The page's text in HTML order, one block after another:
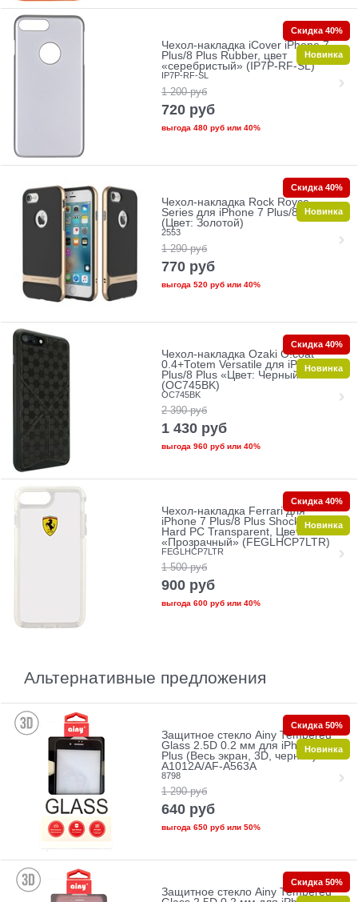
Чехол-накладка iCover iPhone 7
Plus/8 Plus Rubber, цвет
«серебристый» (IP7P-RF-SL)
IP7P-RF-SL
1 200 руб
720 руб
выгода 480 рубили 40%
Скидка 40%
Новинка
Чехол-накладка Rock Royce
Series для iPhone 7 Plus/8 Plus
(Цвет: Золотой)
2553
1 290 руб
770 руб
выгода 520 рубили 40%
Скидка 40%
Новинка
Чехол-накладка Ozaki O!coat
0.4+Totem Versatile для iPhone 7
Plus/8 Plus «Цвет: Черный»
(OC745BK)
OC745BK
2 390 руб
1 430 руб
выгода 960 рубили 40%
Скидка 40%
Новинка
Чехол-накладка Ferrari для
iPhone 7 Plus/8 Plus Shockproof
Hard PC Transparent, Цвет
«Прозрачный» (FEGLHCP7LTR)
FEGLHCP7LTR
1 500 руб
900 руб
выгода 600 рубили 40%
Скидка 40%
Новинка
Альтернативные предложения
Защитное стекло Ainy Tempered
Glass 2.5D 0.2 мм для iPhone 7
Plus (Весь экран, 3D, черное) AF-
A1012A/AF-A563A
8798
1 290 руб
640 руб
выгода 650 рубили 50%
Скидка 50%
Новинка
Защитное стекло Ainy Tempered
Скидка 50%